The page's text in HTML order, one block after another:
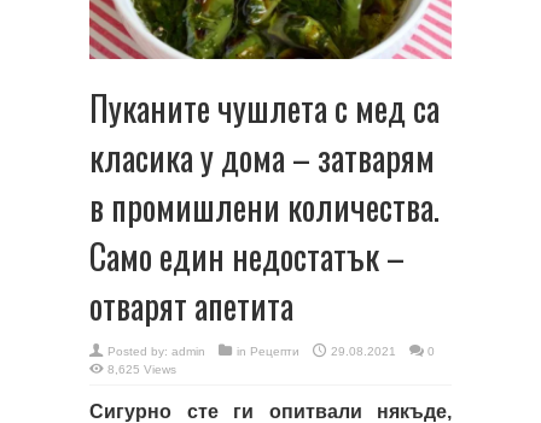
Пуканите чушлета с мед са
класика у дома – затварям
в промишлени количества.
Само един недостатък –
отварят апетита
Posted by: admin in Рецепти 29.08.2021
0
8,625 Views
Сигурно сте ги опитвали някъде,